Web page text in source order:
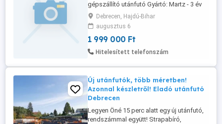
gépszállító utánfutó Gyártó: Martz - 3 év
garancia Típus: Builder 3 - 300 S - 2700 kg
Plató mérete: 295 x 150 cm Össztömeg:
2700 kg - visszaminősíthető Saját súly:
547 kg Teherbírás: 2.153 kg Ára: bruttó
2.190.000 Ft helyett bruttó 1.999.000 Ft -
Debrecen, Hajdú-Bihar
augusztus 6
1 999 000 Ft
Hitelesített telefonszám
Új utánfutók, több méretben!
Azonnal készletről! Eladó utánfutó
Debrecen
Legyen Öné 15 perc alatt egy új utánfutó,
rendszámmal együtt! Strapabíró,